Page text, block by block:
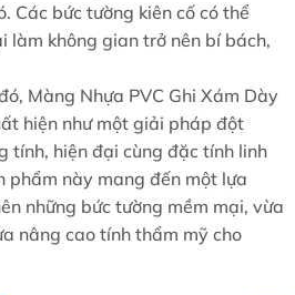
Các bức tường kiên cố có thể
làm không gian trở nên bí bách,
Màng Nhựa PVC Ghi Xám Dày
hiện như một giải pháp đột
tính, hiện đại cùng đặc tính linh
phẩm này mang đến một lựa
những bức tường mềm mại, vừa
nâng cao tính thẩm mỹ cho